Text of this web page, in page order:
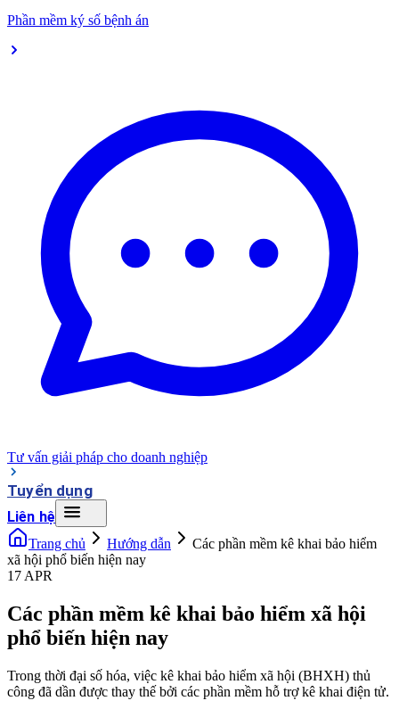
Phần mềm ký số bệnh án
Tư vấn giải pháp cho doanh nghiệp
Tuyển dụng
Liên hệ
Trang chủ Hướng dẫn
Các phần mềm kê khai bảo hiểm
xã hội phổ biến hiện nay
17 APR
Các phần mềm kê khai bảo hiểm xã hội
phổ biến hiện nay
Trong thời đại số hóa, việc kê khai bảo hiểm xã hội (BHXH) thủ
công đã dần được thay thế bởi các phần mềm hỗ trợ kê khai điện tử.